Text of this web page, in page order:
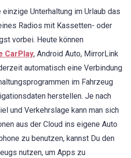
Unterhaltung im Urlaub das
Radios mit Kassetten- oder
vorbei. Heute können
CarPlay, Android Auto, MirrorLink
automatisch eine Verbindung
im Fahrzeug
herstellen. Je nach
und Verkehrslage kann man sich
aus der Cloud ins eigene Auto
zu benutzen, kannst Du den
nutzen, um Apps zu